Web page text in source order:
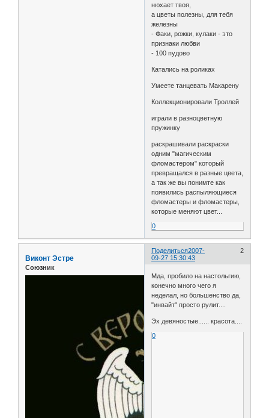
нюхает твоя,
а цветы полезны, для тебя
железны
- Факи, рожки, кулаки - это
признаки любви
- 100 пудово
Катались на роликах
Умеете танцевать Макарену
Коллекционировали Троллей
играли в разноцветную
пружинку
раскрашивали раскраски
одним "магическим
фломастером" который
превращался в разные цвета,
а так же вы понимте как
появились распыляющиеся
фломастеры и фломастеры,
которые меняют цвет...
0
Поделиться 2
2007-
09-27 15:30:43
Виконт Эстре
Союзник
Мда, пробило на настольгию,
конечно много чего я
неделал, но большенство да,
"инвайт" просто рулит....
Эх девяностые...... красота....
0